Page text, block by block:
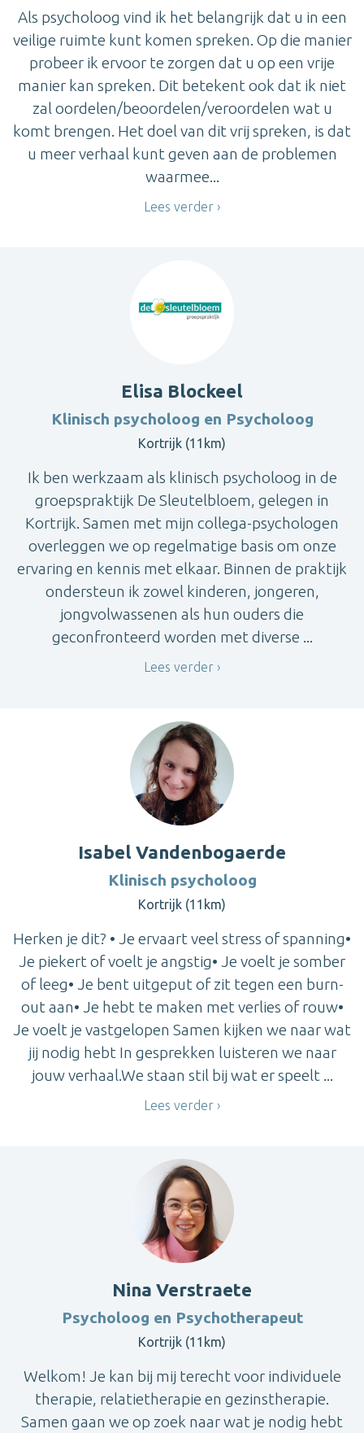
Als psycholoog vind ik het belangrijk dat u in een
veilige ruimte kunt komen spreken. Op die manier
probeer ik ervoor te zorgen dat u op een vrije
manier kan spreken. Dit betekent ook dat ik niet
zal oordelen/beoordelen/veroordelen wat u
komt brengen. Het doel van dit vrij spreken, is dat
u meer verhaal kunt geven aan de problemen
waarmee...
Lees verder
Elisa Blockeel
Klinisch psycholoog en Psycholoog
Kortrijk (11km)
Ik ben werkzaam als klinisch psycholoog in de
groepspraktijk De Sleutelbloem, gelegen in
Kortrijk. Samen met mijn collega-psychologen
overleggen we op regelmatige basis om onze
ervaring en kennis met elkaar. Binnen de praktijk
ondersteun ik zowel kinderen, jongeren,
jongvolwassenen als hun ouders die
geconfronteerd worden met diverse ...
Lees verder
Isabel Vandenbogaerde
Klinisch psycholoog
Kortrijk (11km)
Herken je dit? • Je ervaart veel stress of spanning•
Je piekert of voelt je angstig• Je voelt je somber
of leeg• Je bent uitgeput of zit tegen een burn-
out aan• Je hebt te maken met verlies of rouw•
Je voelt je vastgelopen Samen kijken we naar wat
jij nodig hebt In gesprekken luisteren we naar
jouw verhaal.We staan stil bij wat er speelt ...
Lees verder
Nina Verstraete
Psycholoog en Psychotherapeut
Kortrijk (11km)
Welkom! Je kan bij mij terecht voor individuele
therapie, relatietherapie en gezinstherapie.
Samen gaan we op zoek naar wat je nodig hebt